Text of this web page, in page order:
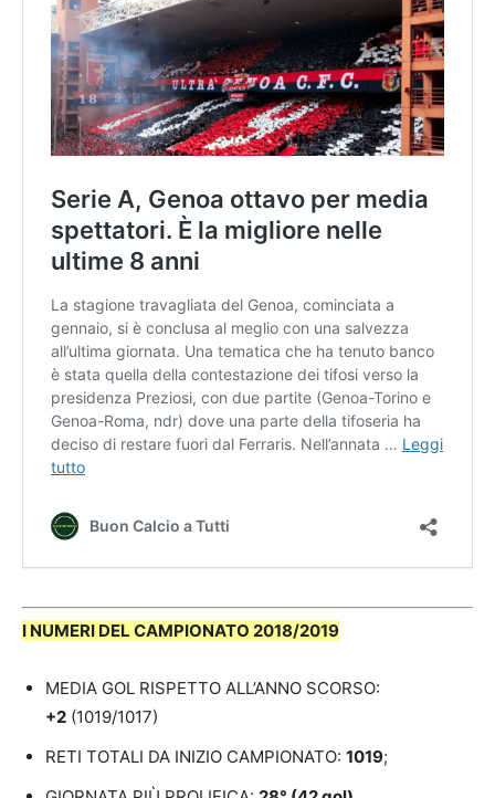
I NUMERI DEL CAMPIONATO 2018/2019
MEDIA GOL RISPETTO ALL’ANNO SCORSO:
+2 (1019/1017)
RETI TOTALI DA INIZIO CAMPIONATO: 1019;